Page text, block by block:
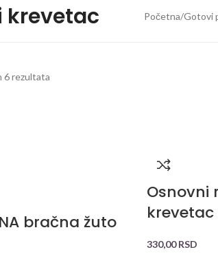
krevetac Početna/Gotovi
6 rezultata
bračna žuto
Osnovni
330,00RSD